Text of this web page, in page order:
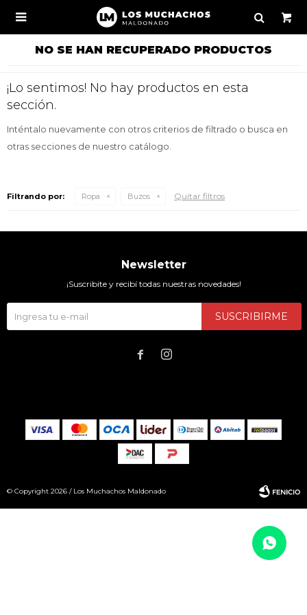

NO SE HAN RECUPERADO PRODUCTOS
¡Lo sentimos! No hay productos en esta
sección.
Inténtalo nuevamente con otros criterios de filtrado o busca en
otras secciones de nuestro catálogo.
Filtrando por: Ropa Buzos Quitar filtros
Newsletter
¡Suscribite y recibí todas nuestras novedades!
SUSCRIBIRME
 
© Copyright 2026 / Los Muchachos Maldonado